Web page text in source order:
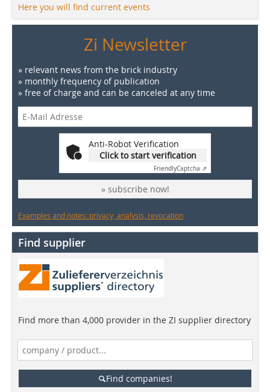
Here you will find current events
Zi Newsletter
» relevant news from the brick industry
» monthly frequency of publication
» free of charge and can be canceled at any time
Anti-Robot Verification
Click to start verification
FriendlyCaptcha ⇗
» subscribe now!
Examples and notes: privacy, analysis, revocation
Find supplier
Find more than 4,000 provider in the ZI supplier directory
Find companies!